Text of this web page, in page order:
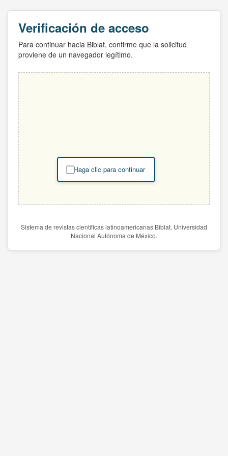
Verificación de acceso
Para continuar hacia Biblat, confirme que la solicitud
proviene de un navegador legítimo.
Haga clic para continuar
Sistema de revistas científicas latinoamericanas Biblat. Universidad
Nacional Autónoma de México.